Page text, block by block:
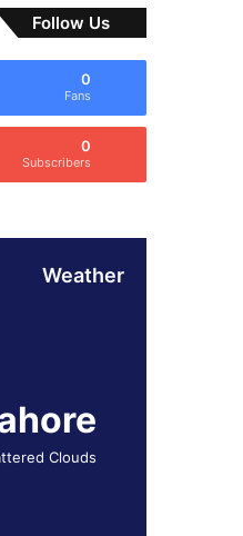
Follow Us
0
Fans
0
Subscribers
Weather
Clouds